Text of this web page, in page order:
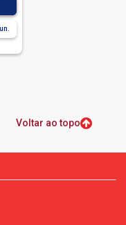
Voltar ao topo